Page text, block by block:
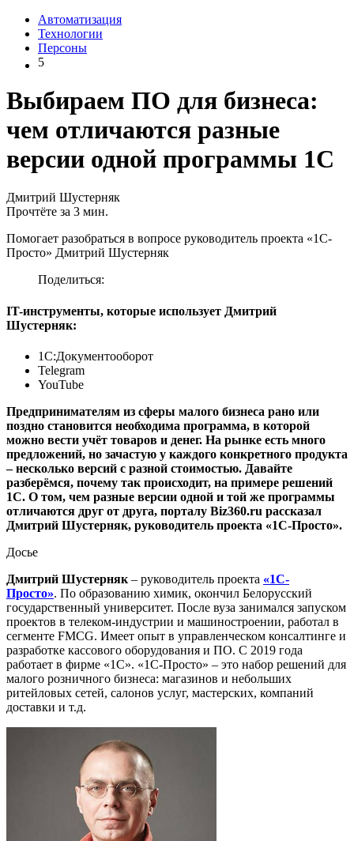
Автоматизация
Технологии
Персоны
5
Выбираем ПО для бизнеса:
чем отличаются разные
версии одной программы 1С
Дмитрий Шустерняк
Прочтёте за 3 мин.
Помогает разобраться в вопросе руководитель проекта «1С-
Просто» Дмитрий Шустерняк
Поделиться:
IT-инструменты, которые использует Дмитрий
Шустерняк:
1С:Документооборот
Telegram
YouTube
Предпринимателям из сферы малого бизнеса рано или
поздно становится необходима программа, в которой
можно вести учёт товаров и денег. На рынке есть много
предложений, но зачастую у каждого конкретного продукта
– несколько версий с разной стоимостью. Давайте
разберёмся, почему так происходит, на примере решений
1С. О том, чем разные версии одной и той же программы
отличаются друг от друга, порталу Biz360.ru рассказал
Дмитрий Шустерняк, руководитель проекта «1С-Просто».
Досье
Дмитрий Шустерняк – руководитель проекта «1С-
Просто». По образованию химик, окончил Белорусский
государственный университет. После вуза занимался запуском
проектов в телеком-индустрии и машиностроении, работал в
сегменте FMCG. Имеет опыт в управленческом консалтинге и
разработке кассового оборудования и ПО. С 2019 года
работает в фирме «1С». «1С-Просто» – это набор решений для
малого розничного бизнеса: магазинов и небольших
ритейловых сетей, салонов услуг, мастерских, компаний
доставки и т.д.